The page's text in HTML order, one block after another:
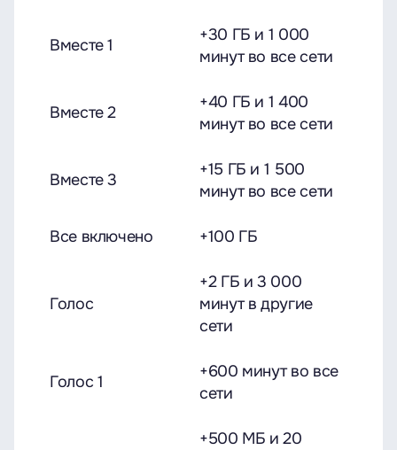
Вместе 1
+30 ГБ и 1 000
минут во все сети
Вместе 2
+40 ГБ и 1 400
минут во все сети
Вместе 3
+15 ГБ и 1 500
минут во все сети
Все включено +100 ГБ
Голос
+2 ГБ и 3 000
минут в другие
сети
Голос 1
+600 минут во все
сети
+500 МБ и 20